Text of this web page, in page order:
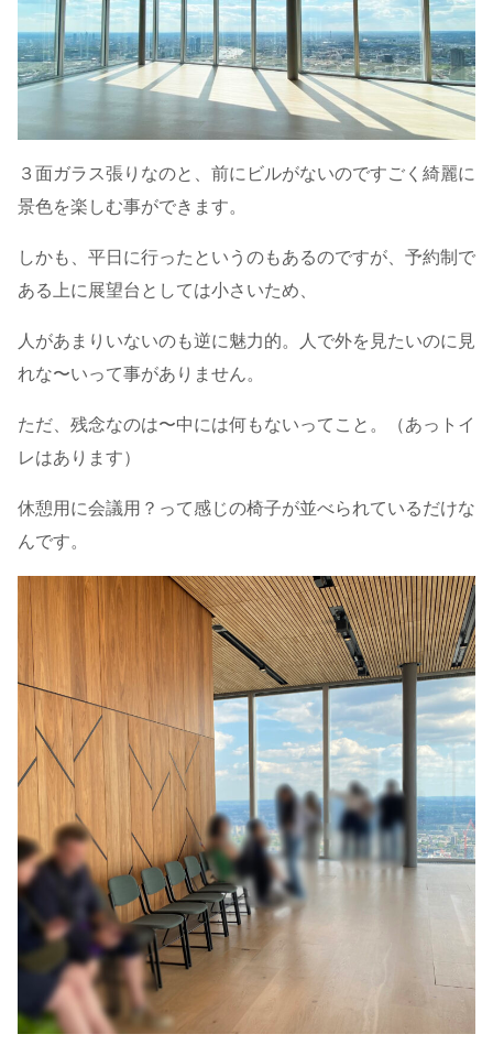
３面ガラス張りなのと、前にビルがないのですごく綺麗に
景色を楽しむ事ができます。
しかも、平日に行ったというのもあるのですが、予約制で
ある上に展望台としては小さいため、
人があまりいないのも逆に魅力的。人で外を見たいのに見
れな〜いって事がありません。
ただ、残念なのは〜中には何もないってこと。（あっトイ
レはあります）
休憩用に会議用？って感じの椅子が並べられているだけな
んです。